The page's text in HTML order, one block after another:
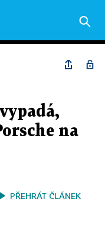
na
PŘEHRÁT ČLÁNEK